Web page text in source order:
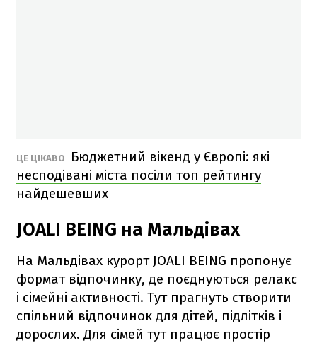
ЦЕ ЦІКАВО
Бюджетний вікенд у Європі: які
несподівані міста посіли топ рейтингу
найдешевших
JOALI BEING на Мальдівах
На Мальдівах курорт JOALI BEING пропонує
формат відпочинку, де поєднуються релакс
і сімейні активності. Тут прагнуть створити
спільний відпочинок для дітей, підлітків і
дорослих. Для сімей тут працює простір